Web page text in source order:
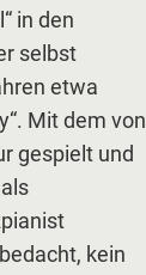
in den
selbst
etwa
Mit dem von
gespielt und
kein